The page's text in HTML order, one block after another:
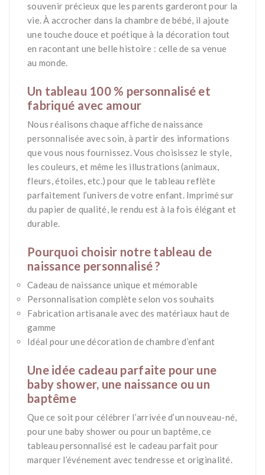
souvenir précieux que les parents garderont pour la
vie. À accrocher dans la chambre de bébé, il ajoute
une touche douce et poétique à la décoration tout
en racontant une belle histoire : celle de sa venue
au monde.
Un tableau 100 % personnalisé et
fabriqué avec amour
Nous réalisons chaque affiche de naissance
personnalisée avec soin, à partir des informations
que vous nous fournissez. Vous choisissez le style,
les couleurs, et même les illustrations (animaux,
fleurs, étoiles, etc.) pour que le tableau reflète
parfaitement l’univers de votre enfant. Imprimé sur
du papier de qualité, le rendu est à la fois élégant et
durable.
Pourquoi choisir notre tableau de
naissance personnalisé ?
Cadeau de naissance unique et mémorable
Personnalisation complète selon vos souhaits
Fabrication artisanale avec des matériaux haut de
gamme
Idéal pour une décoration de chambre d’enfant
Une idée cadeau parfaite pour une
baby shower, une naissance ou un
baptême
Que ce soit pour célébrer l’arrivée d’un nouveau-né,
pour une baby shower ou pour un baptême, ce
tableau personnalisé est le cadeau parfait pour
marquer l’événement avec tendresse et originalité.